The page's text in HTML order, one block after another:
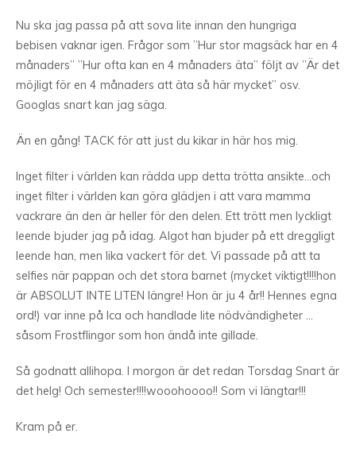
Nu ska jag passa på att sova lite innan den hungriga
bebisen vaknar igen. Frågor som ”Hur stor magsäck har en 4
månaders” ”Hur ofta kan en 4 månaders äta” följt av ”Är det
möjligt för en 4 månaders att äta så här mycket” osv.
Googlas snart kan jag säga.
Än en gång! TACK för att just du kikar in här hos mig.
Inget filter i världen kan rädda upp detta trötta ansikte…och
inget filter i världen kan göra glädjen i att vara mamma
vackrare än den är heller för den delen. Ett trött men lyckligt
leende bjuder jag på idag. Algot han bjuder på ett dreggligt
leende han, men lika vackert för det. Vi passade på att ta
selfies när pappan och det stora barnet (mycket viktigt!!!!hon
är ABSOLUT INTE LITEN längre! Hon är ju 4 år!! Hennes egna
ord!) var inne på Ica och handlade lite nödvändigheter …
såsom Frostflingor som hon ändå inte gillade.
Så godnatt allihopa. I morgon är det redan Torsdag Snart är
det helg! Och semester!!!!wooohoooo!! Som vi längtar!!!
Kram på er.